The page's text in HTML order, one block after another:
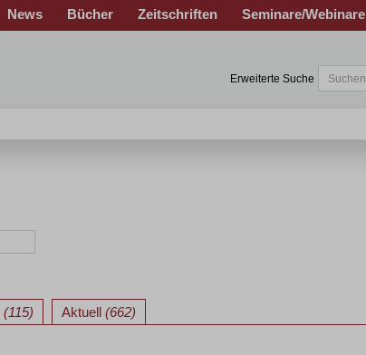
News Bücher Zeitschriften Seminare/Webinare
Erweiterte Suche
(115) Aktuell (662)